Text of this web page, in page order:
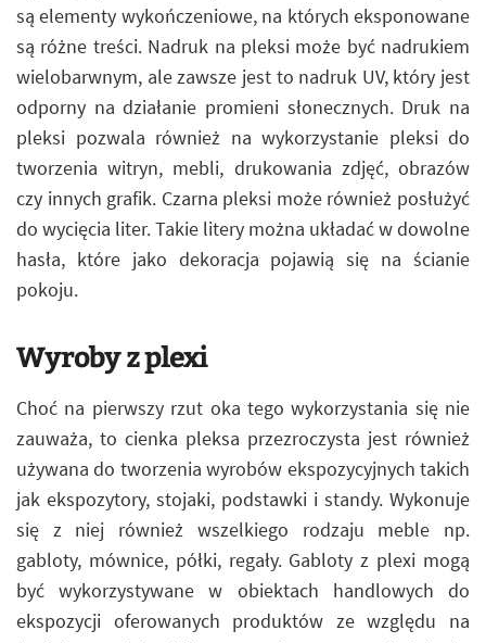
są elementy wykończeniowe, na których eksponowane
są różne treści. Nadruk na pleksi może być nadrukiem
wielobarwnym, ale zawsze jest to nadruk UV, który jest
odporny na działanie promieni słonecznych. Druk na
pleksi pozwala również na wykorzystanie pleksi do
tworzenia witryn, mebli, drukowania zdjęć, obrazów
czy innych grafik. Czarna pleksi może również posłużyć
do wycięcia liter. Takie litery można układać w dowolne
hasła, które jako dekoracja pojawią się na ścianie
pokoju.
Wyroby z plexi
Choć na pierwszy rzut oka tego wykorzystania się nie
zauważa, to cienka pleksa przezroczysta jest również
używana do tworzenia wyrobów ekspozycyjnych takich
jak ekspozytory, stojaki, podstawki i standy. Wykonuje
się z niej również wszelkiego rodzaju meble np.
gabloty, mównice, półki, regały. Gabloty z plexi mogą
być wykorzystywane w obiektach handlowych do
ekspozycji oferowanych produktów ze względu na